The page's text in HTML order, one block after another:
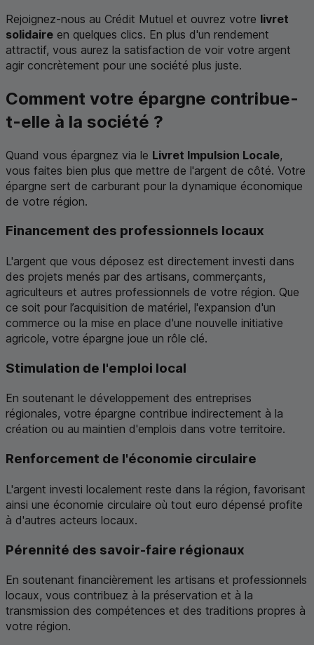
Rejoignez-nous au Crédit Mutuel et ouvrez votre livret
solidaire en quelques clics. En plus d'un rendement
attractif, vous aurez la satisfaction de voir votre argent
agir concrètement pour une société plus juste.
Comment votre épargne contribue-
t-elle à la société ?
Quand vous épargnez via le Livret Impulsion Locale,
vous faites bien plus que mettre de l'argent de côté. Votre
épargne sert de carburant pour la dynamique économique
de votre région.
Financement des professionnels locaux
L'argent que vous déposez est directement investi dans
des projets menés par des artisans, commerçants,
agriculteurs et autres professionnels de votre région. Que
ce soit pour l’acquisition de matériel, l'expansion d'un
commerce ou la mise en place d'une nouvelle initiative
agricole, votre épargne joue un rôle clé.
Stimulation de l'emploi local
En soutenant le développement des entreprises
régionales, votre épargne contribue indirectement à la
création ou au maintien d'emplois dans votre territoire.
Renforcement de l'économie circulaire
L'argent investi localement reste dans la région, favorisant
ainsi une économie circulaire où tout euro dépensé profite
à d'autres acteurs locaux.
Pérennité des savoir-faire régionaux
En soutenant financièrement les artisans et professionnels
locaux, vous contribuez à la préservation et à la
transmission des compétences et des traditions propres à
votre région.